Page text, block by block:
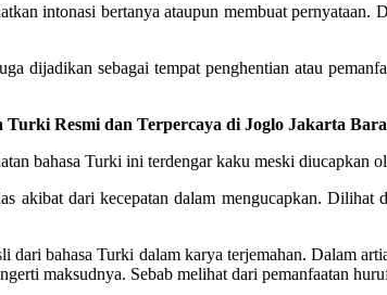
intonasi bertanya ataupun membuat
dijadikan sebagai tempat penghentian atau
Resmi dan Terpercaya di Joglo Jakarta
bahasa Turki ini terdengar kaku meski diucapkan
akibat dari kecepatan dalam mengucapkan.
dari bahasa Turki dalam karya terjemahan. Dalam
maksudnya. Sebab melihat dari pemanfaatan